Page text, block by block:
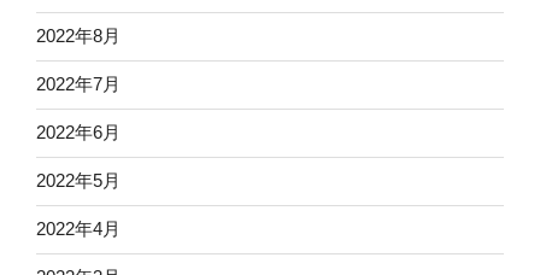
2022年8月
2022年7月
2022年6月
2022年5月
2022年4月